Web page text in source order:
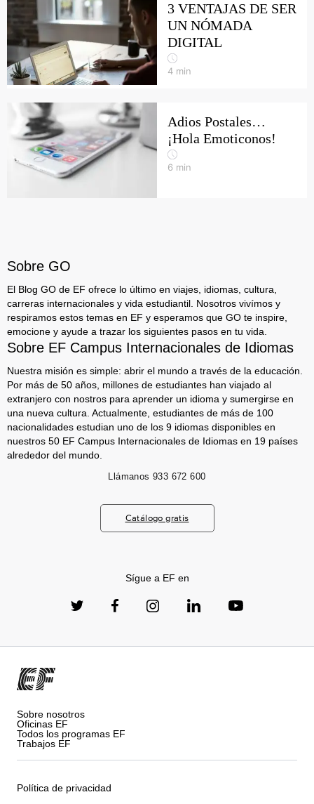
3 VENTAJAS DE SER
UN NÓMADA
DIGITAL
4 min
Adios Postales…
¡Hola Emoticonos!
6 min
Sobre GO
El Blog GO de EF ofrece lo último en viajes, idiomas, cultura,
carreras internacionales y vida estudiantil. Nosotros vivímos y
respiramos estos temas en EF y esperamos que GO te inspire,
emocione y ayude a trazar los siguientes pasos en tu vida.
Sobre EF Campus Internacionales de Idiomas
Nuestra misión es simple: abrir el mundo a través de la educación.
Por más de 50 años, millones de estudiantes han viajado al
extranjero con nostros para aprender un idioma y sumergirse en
una nueva cultura. Actualmente, estudiantes de más de 100
nacionalidades estudian uno de los 9 idiomas disponibles en
nuestros 50 EF Campus Internacionales de Idiomas en 19 países
alrededor del mundo.
Llámanos 933 672 600
Catálogo gratis
Sígue a EF en
Sobre nosotros
Oficinas EF
Todos los programas EF
Trabajos EF
Política de privacidad